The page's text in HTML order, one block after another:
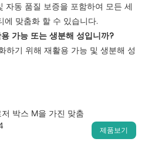
동 품질 보증을 포함하여 모든 세
에 맞춤화 할 수 있습니다.
가능 또는 생분해 성입니까?
하기 위해 재활용 가능 및 생분해 성
박스 M을 가진 맞춤
제품보기